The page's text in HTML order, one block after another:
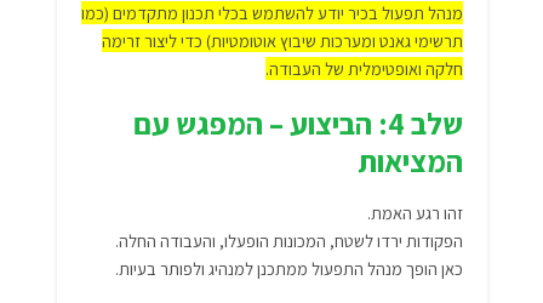
מנהל תפעול בכיר יודע להשתמש בכלי תכנון מתקדמים (כמו
תרשימי גאנט ומערכות שיבוץ אוטומטיות) כדי ליצור זרימה
חלקה ואופטימלית של העבודה.
שלב 4: הביצוע – המפגש עם
המציאות
זהו רגע האמת.
הפקודות ירדו לשטח, המכונות הופעלו, והעבודה החלה.
כאן הופך מנהל התפעול ממתכנן למנהיג ולפותר בעיות.